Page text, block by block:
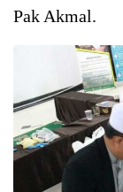
Pak Akmal.